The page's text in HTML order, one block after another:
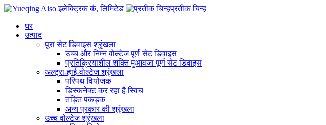
प्रतीक चिन्ह
घर
उत्पाद
पूरा सेट डिवाइस श्रृंखला
उच्च और निम्न वोल्टेज पूर्ण सेट डिवाइस
प्रतिक्रियाशील शक्ति मुआवजा पूर्ण सेट डिवाइस
अल्ट्रा-हाई-वोल्टेज श्रृंखला
परिपथ वियोजक
डिस्कनेक्ट कर रहा है स्विच
तड़ित पकड़क
अन्य प्रकार की श्रृंखला
उच्च वोल्टेज श्रृंखला